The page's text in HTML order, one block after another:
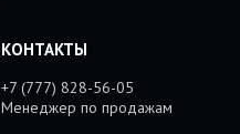
+7 (777) 828-56-05
Менеджер по продажам